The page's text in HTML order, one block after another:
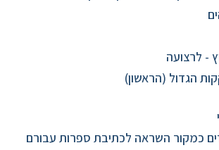
- לרצועה
הגדול (הראשון)
כמקור השראה לכתיבת ספרות עבורם